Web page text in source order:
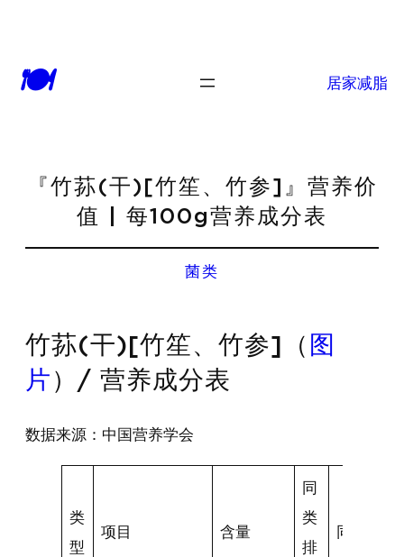
🍽 居家减脂
『竹荪(干)[竹笙、竹参]』营养价
值 | 每100g营养成分表
菌类
竹荪(干)[竹笙、竹参]（ 图
片 ）/ 营养成分表
数据来源：中国营养学会
类
型
项目 含量
同
类
排
同类均值